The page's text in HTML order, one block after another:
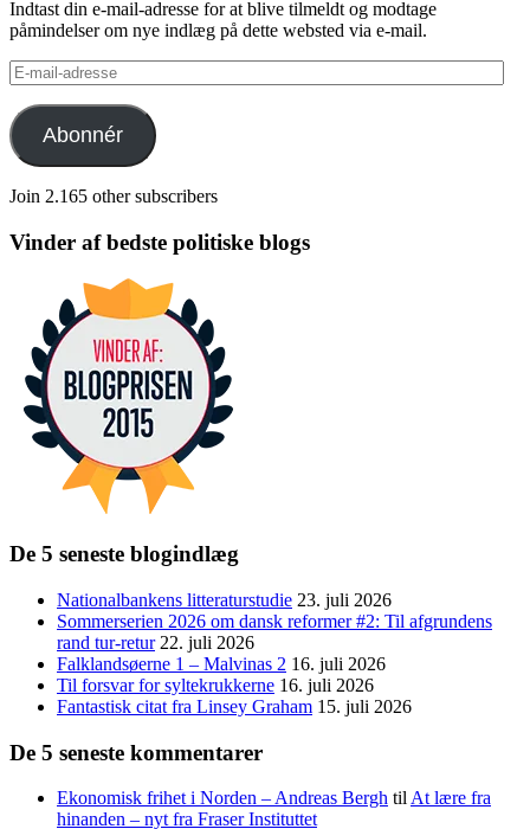
Indtast din e-mail-adresse for at blive tilmeldt og modtage
påmindelser om nye indlæg på dette websted via e-mail.
E-
mail-
adresse
Abonnér
Join 2.165 other subscribers
Vinder af bedste politiske blogs
De 5 seneste blogindlæg
Nationalbankens litteraturstudie 23. juli 2026
Sommerserien 2026 om dansk reformer #2: Til afgrundens
rand tur-retur 22. juli 2026
Falklandsøerne 1 – Malvinas 2 16. juli 2026
Til forsvar for syltekrukkerne 16. juli 2026
Fantastisk citat fra Linsey Graham 15. juli 2026
De 5 seneste kommentarer
Ekonomisk frihet i Norden – Andreas Bergh til At lære fra
hinanden – nyt fra Fraser Instituttet